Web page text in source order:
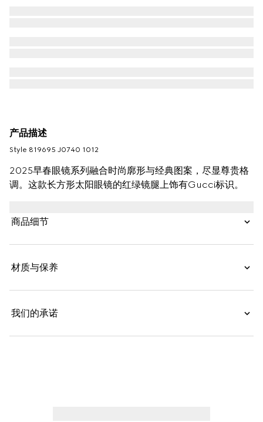
产品描述
Style ‎819695 J0740 1012
2025早春眼镜系列融合时尚廓形与经典图案，尽显尊贵格
调。这款长方形太阳眼镜的红绿镜腿上饰有Gucci标识。
商品细节
材质与保养
我们的承诺